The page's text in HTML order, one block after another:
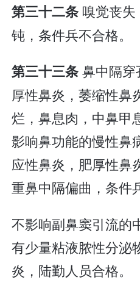
第三十二条 嗅觉丧
钝，条件兵不合格。
第三十三条鼻中隔
厚性鼻炎，萎缩性鼻
烂，鼻息肉，中鼻甲
影响鼻功能的慢性鼻
应性鼻炎，肥厚性鼻
重鼻中隔偏曲，条件
不影响副鼻窦引流的
有少量粘液脓性分泌
炎，陆勤人员合格。